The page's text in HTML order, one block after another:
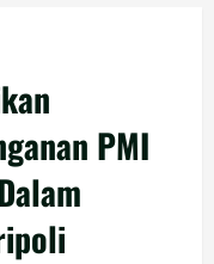
PMI